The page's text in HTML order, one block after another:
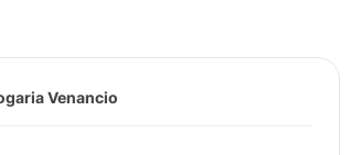
Venancio